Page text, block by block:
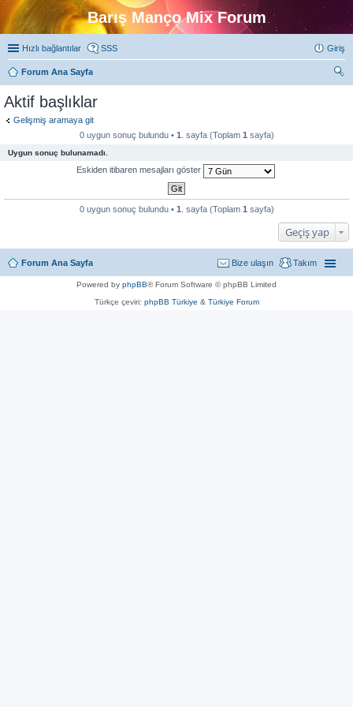
Barış Manço Mix Forum
Hızlı bağlantılar SSS Giriş
Forum Ana Sayfa
Aktif başlıklar
Gelişmiş aramaya git
0 uygun sonuç bulundu • 1 . sayfa (Toplam 1 sayfa)
Uygun sonuç bulunamadı.
Eskiden itibaren mesajları göster
0 uygun sonuç bulundu • 1 . sayfa (Toplam 1 sayfa)
Geçiş yap
Forum Ana Sayfa Takım
Bize ulaşın
Powered by phpBB® Forum Software © phpBB Limited
Türkçe çeviri: phpBB Türkiye & Türkiye Forum